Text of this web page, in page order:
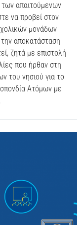
απαιτούμενων
να προβεί στον
μονάδων
αποκατάσταση
ζητά με επιστολή
που ήρθαν στη
του νησιού για το
Ατόμων με